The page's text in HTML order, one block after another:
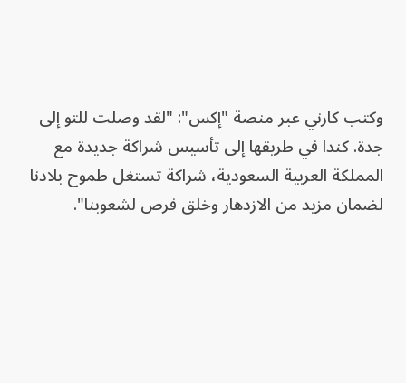
وكتب كارني عبر منصة "إكس": "لقد وصلت للتو إلى
جدة. كندا في طريقها إلى تأسيس شراكة جديدة مع
المملكة العربية السعودية، شراكة تستغل طموح بلادنا
لضمان مزيد من الازدهار وخلق فرص لشعوبنا".